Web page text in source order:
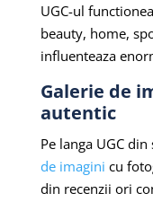
UGC-ul
beauty, home,
influenteaza
Galerie de
autentic
Pe langa UGC
de imagini cu
din recenzii ori